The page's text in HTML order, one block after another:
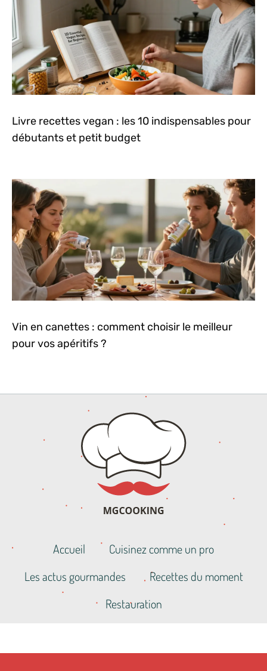
Livre recettes vegan : les 10 indispensables pour
débutants et petit budget
Vin en canettes : comment choisir le meilleur
pour vos apéritifs ?
Accueil
Cuisinez comme un pro
Les actus gourmandes
Recettes du moment
Restauration